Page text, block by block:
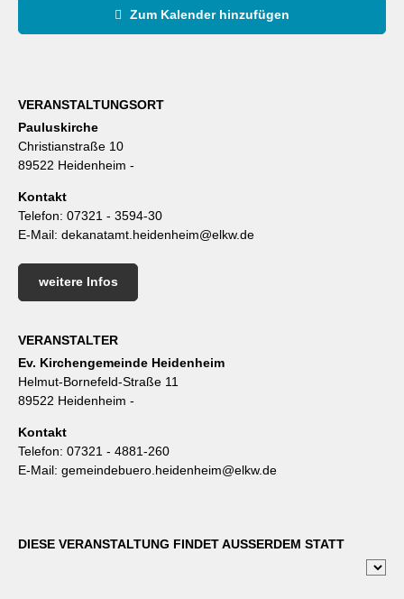
Zum Kalender hinzufügen
VERANSTALTUNGSORT
Pauluskirche
Christianstraße 10
89522 Heidenheim -
Kontakt
Telefon: 07321 - 3594-30
E-Mail: dekanatamt.heidenheim@elkw.de
VERANSTALTER
Ev. Kirchengemeinde Heidenheim
Helmut-Bornefeld-Straße 11
89522 Heidenheim -
Kontakt
Telefon: 07321 - 4881-260
E-Mail: gemeindebuero.heidenheim@elkw.de
weitere Infos
DIESE VERANSTALTUNG FINDET AUSSERDEM STATT